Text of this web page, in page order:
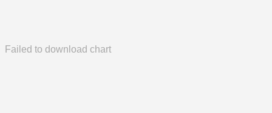
Failed to download chart